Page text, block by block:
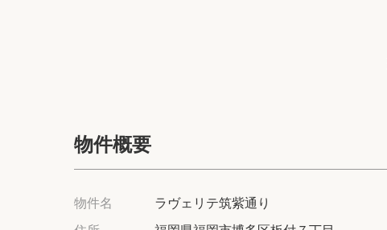
物件概要
物件名
ラヴェリテ筑紫通り